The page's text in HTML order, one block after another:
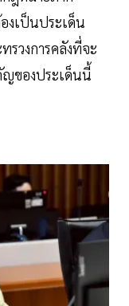
งเป็นประเด็น
รวงการคลังที่จะ
ญของประเด็นนี้